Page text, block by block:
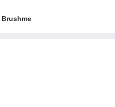
Brushme